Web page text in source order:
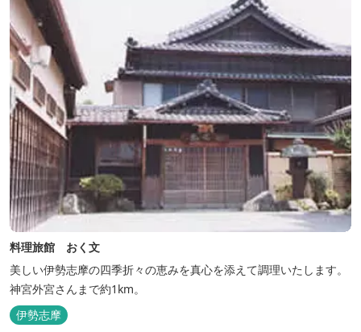
料理旅館 おく文
美しい伊勢志摩の四季折々の恵みを真心を添えて調理いたします。
神宮外宮さんまで約1km。
伊勢志摩